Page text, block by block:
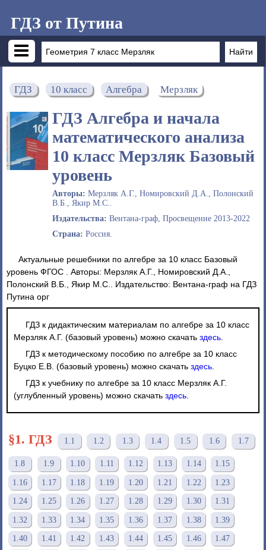
ГДЗ от Путина
ГДЗ 10 класс Алгебра Мерзляк
ГДЗ Алгебра и начала
математического анализа
10 класс Мерзляк Базовый
уровень
Авторы: Мерзляк А.Г., Номировский Д.А., Полонский
В.Б., Якир М.С..
Издательства: Вентана-граф, Просвещение 2013-2022
Страна: Россия.
Актуальные решебники по алгебре за 10 класс Базовый
уровень ФГОС . Авторы: Мерзляк А.Г., Номировский Д.А.,
Полонский В.Б., Якир М.С.. Издательство: Вентана-граф на ГДЗ
Путина орг
ГДЗ к дидактическим материалам по алгебре за 10 класс
Мерзляк А.Г. (базовый уровень) можно скачать здесь
ГДЗ к методическому пособию по алгебре за 10 класс
Буцко Е.В. (базовый уровень) можно скачать здесь
ГДЗ к учебнику по алгебре за 10 класс Мерзляк А.Г.
(углубленный уровень) можно скачать здесь
§1. ГДЗ 1.1 1.2 1.3 1.4 1.5 1.6 1.7
1.8 1.9 1.10 1.11 1.12 1.13 1.14 1.15
1.16 1.17 1.18 1.19 1.20 1.21 1.22 1.23
1.24 1.25 1.26 1.27 1.28 1.29 1.30 1.31
1.32 1.33 1.34 1.35 1.36 1.37 1.38 1.39
1.40 1.41 1.42 1.43 1.44 1.45 1.46 1.47